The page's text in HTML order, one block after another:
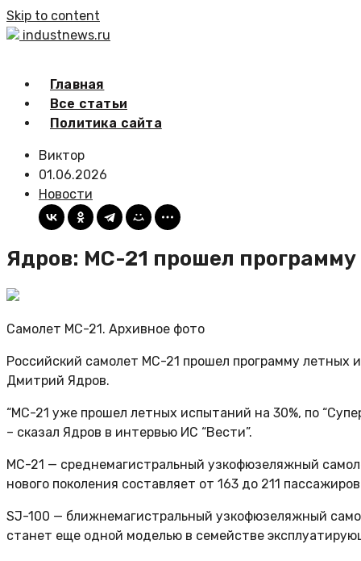
Skip to content
industnews.ru
Главная
Все статьи
Политика сайта
Виктор
01.06.2026
Новости
Ядров: МС-21 прошел программу
Самолет МС-21. Архивное фото
Российский самолет МС-21 прошел программу летных
Дмитрий Ядров.
“МС-21 уже прошел летных испытаний на 30%, по
– сказал Ядров в интервью ИС “Вести”.
МС-21 — среднемагистральный узкофюзеляжный
нового поколения составляет от 163 до 211
SJ-100 — ближнемагистральный узкофюзеляжный
станет еще одной моделью в семействе